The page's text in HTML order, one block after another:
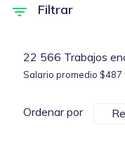
Filtrar
22 566 Trabajos
Salario promedio $487
Ordenar por